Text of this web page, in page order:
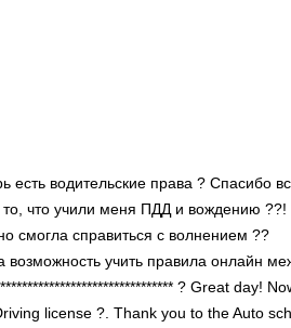
есть водительские права ? Спасибо
что учили меня ПДД и вождению ??!
смогла справиться с волнением ??
учить правила онлайн
? Great day!
license ?. Thank you to the Auto